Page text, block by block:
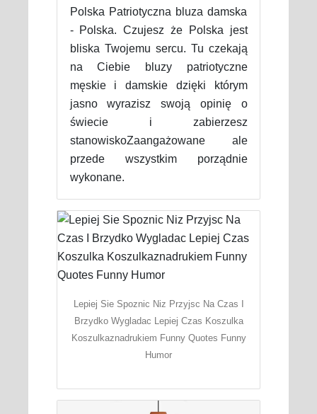
Polska Patriotyczna bluza damska
- Polska. Czujesz że Polska jest
bliska Twojemu sercu. Tu czekają
na Ciebie bluzy patriotyczne
męskie i damskie dzięki którym
jasno wyrazisz swoją opinię o
świecie i zabierzesz
stanowiskoZaangażowane ale
przede wszystkim porządnie
wykonane.
Lepiej Sie Spoznic Niz Przyjsc Na Czas I
Brzydko Wygladac Lepiej Czas Koszulka
Koszulkaznadrukiem Funny Quotes Funny
Humor